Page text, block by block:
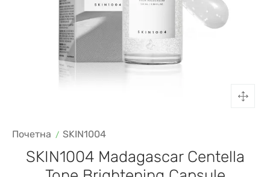
Почетна SKIN1004
SKIN1004 Madagascar Centella